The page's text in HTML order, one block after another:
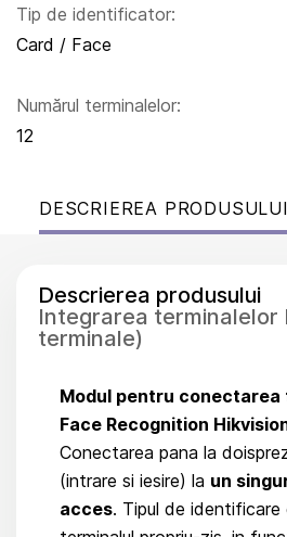
Tip de identificator:
Card / Face
Numărul terminalelor:
12
DESCRIEREA PRODUSULUI
Descrierea produsului
Integrarea terminalelor
terminale)
Modul pentru conectarea
Face Recognition
Conectarea pana la
(intrare si iesire) la un
acces. Tipul de